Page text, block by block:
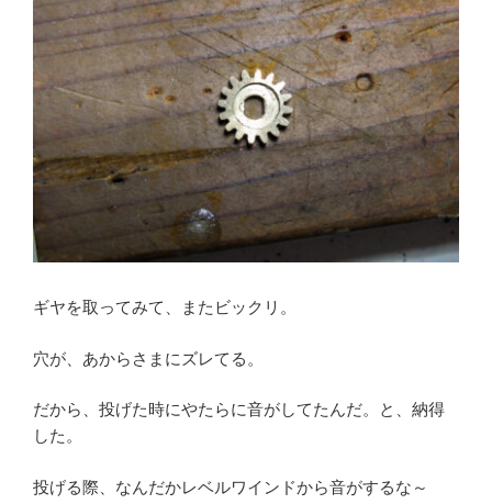
ギヤを取ってみて、またビックリ。
穴が、あからさまにズレてる。
だから、投げた時にやたらに音がしてたんだ。と、納得
した。
投げる際、なんだかレベルワインドから音がするな～